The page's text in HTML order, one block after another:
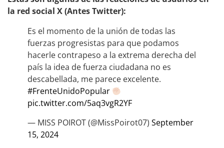
la red social X (Antes Twitter):
Es el momento de la unión de todas las
fuerzas progresistas para que podamos
hacerle contrapeso a la extrema derecha del
país la idea de fuerza ciudadana no es
descabellada, me parece excelente.
#FrenteUnidoPopular
pic.twitter.com/5aq3vgR2YF
— MISS POIROT (@MissPoirot07) September
15, 2024